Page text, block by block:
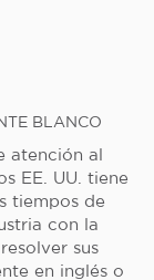
BLANCO
atención al
EE. UU. tiene
tiempos de
con la
sus
en inglés o